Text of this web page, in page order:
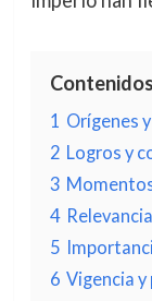
Contenidos
1 Orígenes
2 Logros y
3
4
5
6 Vigencia